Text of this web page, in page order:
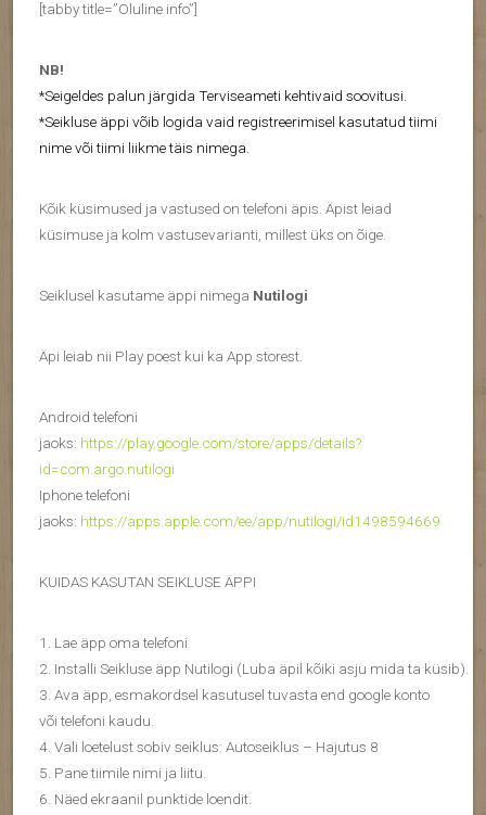
[tabby title=”Oluline info”]
NB!
*Seigeldes palun järgida Terviseameti kehtivaid soovitusi.
*Seikluse äppi võib logida vaid registreerimisel kasutatud tiimi
nime või tiimi liikme täis nimega.
Kõik küsimused ja vastused on telefoni äpis. Äpist leiad
küsimuse ja kolm vastusevarianti, millest üks on õige.
Seiklusel kasutame äppi nimega Nutilogi
Äpi leiab nii Play poest kui ka App storest.
Android telefoni
jaoks: https://play.google.com/store/apps/details?
id=com.argo.nutilogi
Iphone telefoni
jaoks: https://apps.apple.com/ee/app/nutilogi/id1498594669
KUIDAS KASUTAN SEIKLUSE ÄPPI
1. Lae äpp oma telefoni
2. Installi Seikluse äpp Nutilogi (Luba äpil kõiki asju mida ta küsib).
3. Ava äpp, esmakordsel kasutusel tuvasta end google konto
või telefoni kaudu.
4. Vali loetelust sobiv seiklus: Autoseiklus – Hajutus 8
5. Pane tiimile nimi ja liitu.
6. Näed ekraanil punktide loendit.